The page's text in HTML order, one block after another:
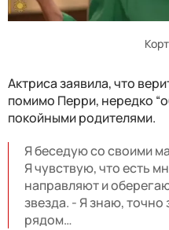
Актриса заявила, что
помимо Перри, нередко
покойными родителями.
Я беседую со своими
Я чувствую, что есть
направляют и
звезда. - Я знаю,
рядом…